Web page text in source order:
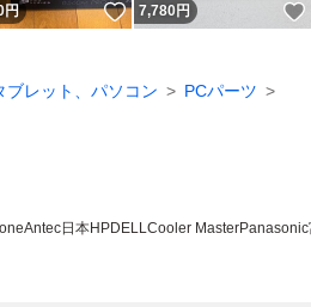
！
円 いいね！
7,780円
ブレット、パソコン
PCパーツ
Antec日本HPDELLCooler MasterPanasonic